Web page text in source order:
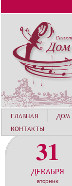
31
ДЕКАБРЯ
вторник
ГЛАВНАЯ ДОМ
КОНТАКТЫ